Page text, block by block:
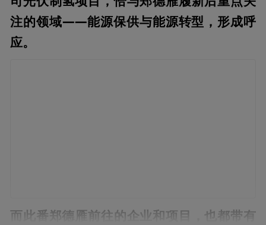
注的领域——能源保供与能源转型，形成呼
应。
而此番郑德雁前往的企业和项目，也都带有